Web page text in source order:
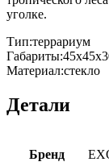
уголке.
Тип:террариум
Материал:стекло
Детали
Бренд